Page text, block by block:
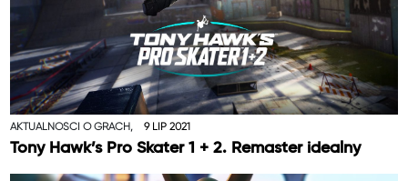
AKTUALNOŚCI O GRACH, 9 LIP 2021
Tony Hawk’s Pro Skater 1 + 2. Remaster idealny